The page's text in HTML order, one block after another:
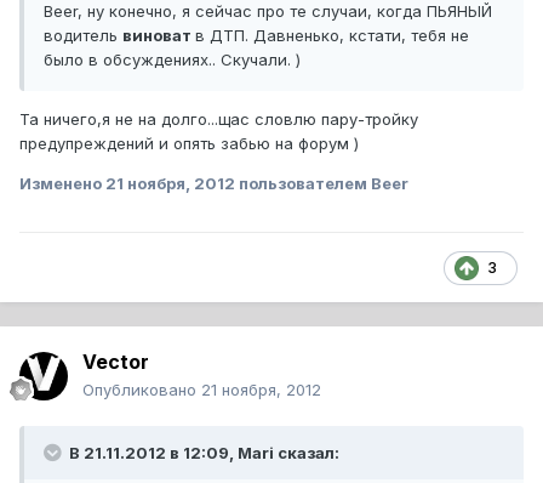
Beer, ну конечно, я сейчас про те случаи, когда ПЬЯНЫЙ
водитель виноват в ДТП. Давненько, кстати, тебя не
было в обсуждениях.. Скучали. )
Та ничего,я не на долго...щас словлю пару-тройку
предупреждений и опять забью на форум )
Изменено 21 ноября, 2012 пользователем Beer
3
Vector
Опубликовано 21 ноября, 2012
В 21.11.2012 в 12:09, Mari сказал: